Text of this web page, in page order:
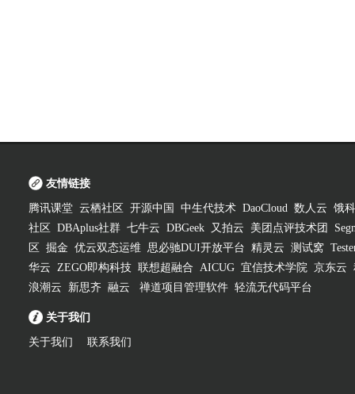
友情链接
腾讯课堂 云栖社区 开源中国 中生代技术 DaoCloud 数人云 饿
社区
DBAplus社群 七牛云 DBGeek 又拍云 美团点评技术团
区
掘金 优云双态运维 思必驰DUI开放平台 精灵云 测试窝
华云 ZEGO即构科技 联想超融合 AICUG 宜信技术学院 京东云
浪潮云
新思齐 融云 禅道项目管理软件 轻流无代码平台
关于我们
关于我们 联系我们